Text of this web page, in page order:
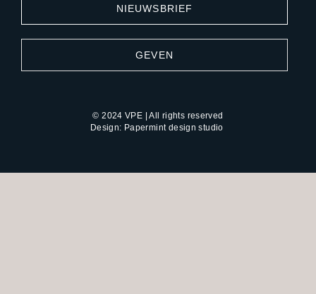
NIEUWSBRIEF
GEVEN
© 2024 VPE | All rights reserved
Design: Papermint design studio